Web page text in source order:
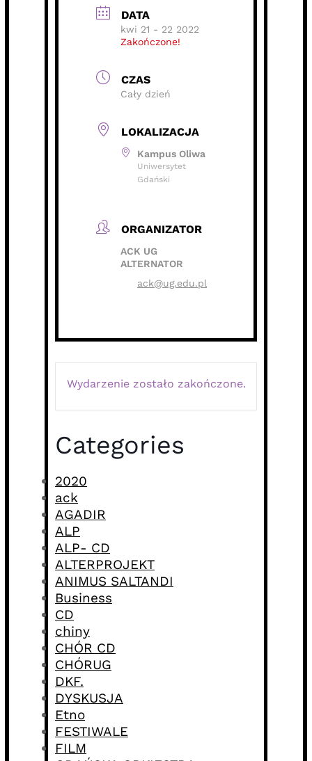
DATA
kwi 21 - 22 2022
Zakończone!
CZAS
Cały dzień
LOKALIZACJA
Kampus Oliwa
Uniwersytet
Gdański
ORGANIZATOR
ACK UG
ALTERNATOR
ack@ug.edu.pl
Wydarzenie zostało zakończone.
Categories
2020
ack
AGADIR
ALP
ALP- CD
ALTERPROJEKT
ANIMUS SALTANDI
Business
CD
chiny
CHÓR CD
CHÓRUG
DKF.
DYSKUSJA
Etno
FESTIWALE
FILM